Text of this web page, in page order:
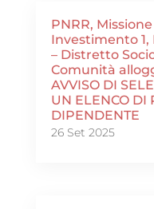
PNRR,
Investimento 1,
– Distretto
Comunità
AVVISO DI
UN ELENCO DI
DIPENDENTE
26 Set 2025